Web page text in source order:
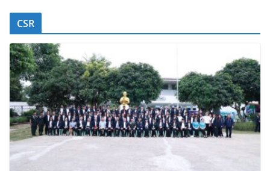
CSR